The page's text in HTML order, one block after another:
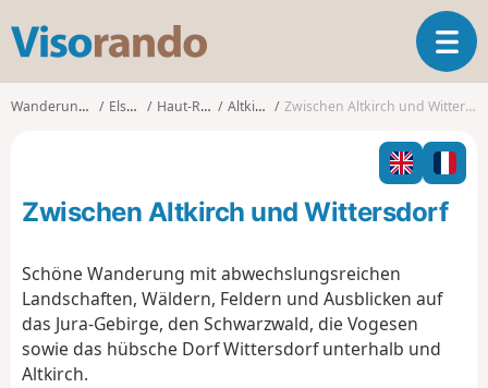
s
o
T
o
g
l
n
a
Wanderungen Elsass Haut-Rhin Altkirch Zwischen Altkirch und Wittersdorf
Zwischen Altkirch und Wittersdorf
Schöne Wanderung mit abwechslungsreichen
Landschaften, Wäldern, Feldern und Ausblicken auf
das Jura-Gebirge, den Schwarzwald, die Vogesen
sowie das hübsche Dorf Wittersdorf unterhalb und
Altkirch.